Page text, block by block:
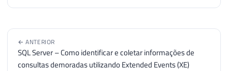
← ANTERIOR
SQL Server – Como identificar e coletar informações de
consultas demoradas utilizando Extended Events (XE)